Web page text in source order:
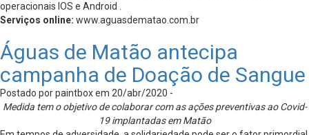
operacionais IOS e Android .
Serviços online: www.aguasdematao.com.br
Águas de Matão antecipa
campanha de Doação de Sangue
Postado por paintbox em 20/abr/2020 -
Medida tem o objetivo de colaborar com as ações preventivas ao Covid-
19 implantadas em Matão